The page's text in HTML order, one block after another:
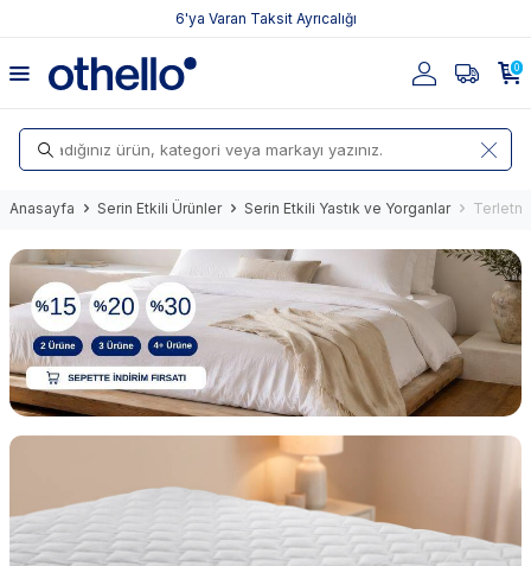
6'ya Varan Taksit Ayrıcalığı
0
Anasayfa Serin Etkili Ürünler Serin Etkili Yastık ve Yorganlar